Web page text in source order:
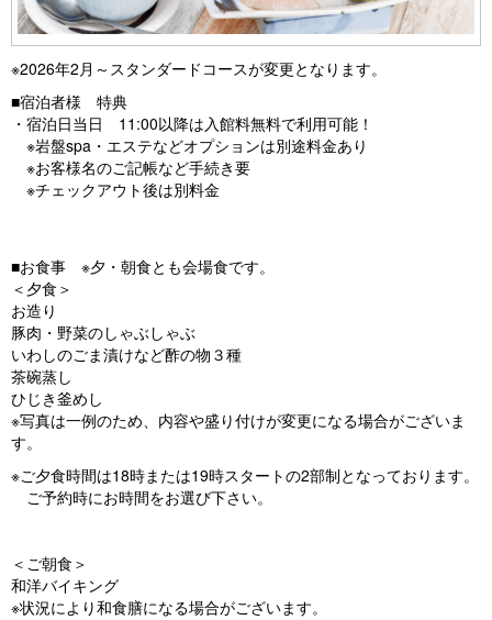
※2026年2月～スタンダードコースが変更となります。
■宿泊者様 特典
・宿泊日当日 11:00以降は入館料無料で利用可能！
※岩盤spa・エステなどオプションは別途料金あり
※お客様名のご記帳など手続き要
※チェックアウト後は別料金
■お食事 ※夕・朝食とも会場食です。
＜夕食＞
お造り
豚肉・野菜のしゃぶしゃぶ
いわしのごま漬けなど酢の物３種
茶碗蒸し
ひじき釜めし
※写真は一例のため、内容や盛り付けが変更になる場合がございま
す。
※ご夕食時間は18時または19時スタートの2部制となっております。
ご予約時にお時間をお選び下さい。
＜ご朝食＞
和洋バイキング
※状況により和食膳になる場合がございます。